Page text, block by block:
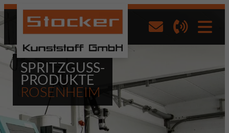
SPRITZGUSS-
PRODUKTE
ROSENHEIM